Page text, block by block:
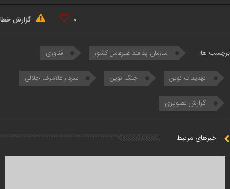
۰ گزارش خطا
برچسب ها: سازمان پدافند غیرعامل کشور فناوری‌
تهدیدات نوین جنگ نوین سردار غلامرضا جلالی
گزارش تصویری
خبرهای مرتبط